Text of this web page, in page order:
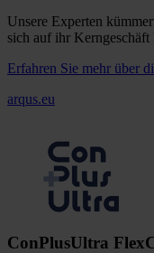
Unsere Experten
sich auf ihr
Erfahren Sie mehr über
arqus.eu
ConPlusUltra